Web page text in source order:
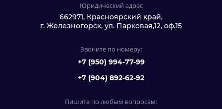
Юридический адрес
662971, Красноярский край,
г. Железногорск, ул. Парковая,12, оф.15
Звоните по номеру:
+7 (950) 994-77-99
+7 (904) 892-62-92
Пишите по любым вопросам: